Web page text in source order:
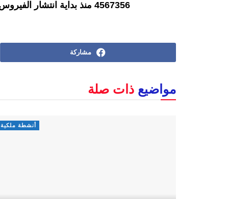
4567356 منذ بداية انتشار الفيروس بالبلاد، وإلى حدود الساعة السادسة من مساء اليوم.
مشاركة
مواضيع ذات صلة
أنشطة ملكية